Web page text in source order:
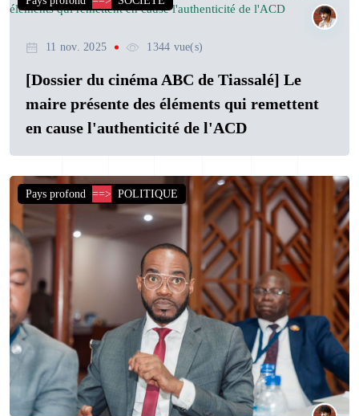
11 nov. 2025 1344 vue(s)
[Dossier du cinéma ABC de Tiassalé] Le
maire présente des éléments qui remettent
en cause l'authenticité de l'ACD
Pays profond ==> POLITIQUE